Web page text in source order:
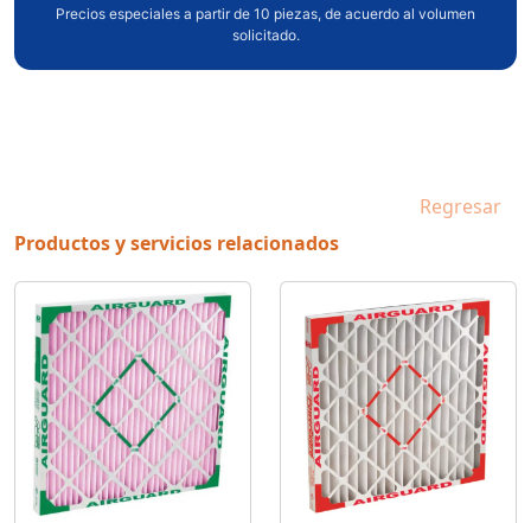
Precios especiales a partir de 10 piezas, de acuerdo al volumen
solicitado.
Regresar
Productos y servicios relacionados